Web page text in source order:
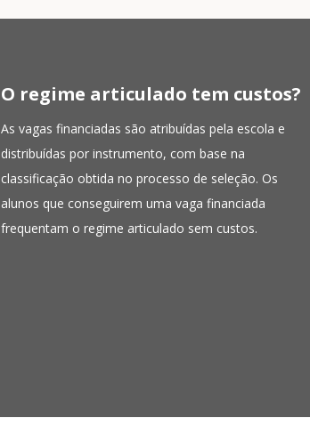
O regime articulado tem custos?
As vagas financiadas são atribuídas pela escola e
distribuídas por instrumento, com base na
classificação obtida no processo de seleção. Os
alunos que conseguirem uma vaga financiada
frequentam o regime articulado sem custos.